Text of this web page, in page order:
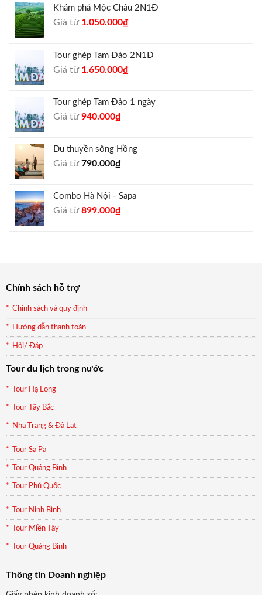
Khám phá Mộc Châu 2N1Đ
Giá từ Giá
1.300.000₫.
1.050.000₫Giá
là:
Tour ghép Tam Đảo 2N1Đ
Giá từ Giá
1.800.000₫.
1.650.000₫Giá
là:
Tour ghép Tam Đảo 1 ngày
Giá từGiá
1.000.000₫.
940.000₫Giá
là:
Du thuyền sông Hồng
Giá từ790.000₫
Combo Hà Nội - Sapa
Giá từGiá
899.000₫Giá
Chính sách hỗ trợ
Chính sách và quy định
Hướng dẫn thanh toán
Hỏi/ Đáp
Tour du lịch trong nước
Tour Hạ Long
Tour Tây Bắc
Nha Trang & Đà Lạt
Tour Sa Pa
Tour Quảng Bình
Tour Phú Quốc
Tour Ninh Bình
Tour Miền Tây
Tour Quảng Bình
Thông tin Doanh nghiệp